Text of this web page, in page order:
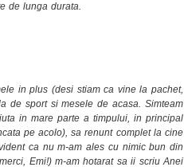
de lunga durata.
in plus (desi stiam ca vine la pachet,
de sport si mesele de acasa. Simteam
in mare parte a timpului, in principal
pe acolo), sa renunt complet la cine
ca nu m-am ales cu nimic bun din
Emi!) m-am hotarat sa ii scriu Anei